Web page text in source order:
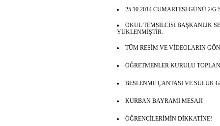
25.10.2014 CUMARTESİ GÜNÜ 2/
OKUL TEMSİLCİSİ BAŞKANLIK
YÜKLENMİŞTİR.
TÜM RESİM VE VİDEOLARIN
ÖĞRETMENLER KURULU
BESLENME ÇANTASI VE SULUK
KURBAN BAYRAMI MESAJI
ÖĞRENCİLERİMİN DİKKATİNE!